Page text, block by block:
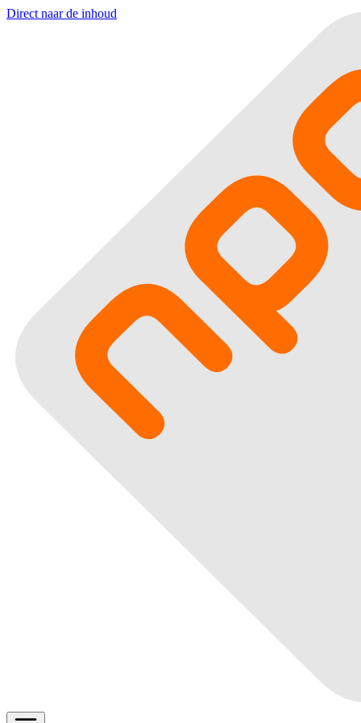
Direct naar de inhoud